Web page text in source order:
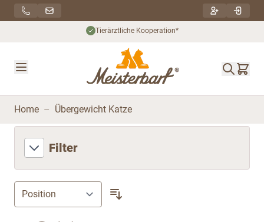
Direkt zum Inhalt
Home – Übergewicht Katze
Filter